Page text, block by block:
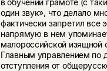
один звук», что делало
фактически запретил все
напрямую в нем
малороссийской изящной
Главным управлением по
отступления от